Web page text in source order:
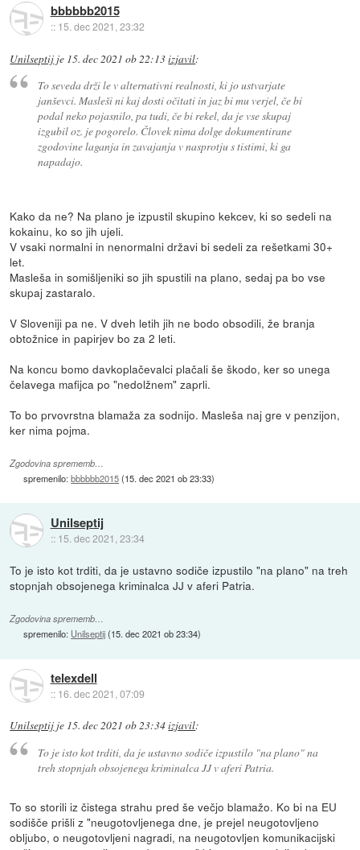
bbbbbb2015
:: 15. dec 2021, 23:32
Unilseptij je 15. dec 2021 ob 22:13izjavil:
To seveda drži le v alternativni realnosti, ki jo ustvarjate
janševci. Masleši ni kaj dosti očitati in jaz bi mu verjel, če bi
podal neko pojasnilo, pa tudi, če bi rekel, da je vse skupaj
izgubil oz. je pogorelo. Človek nima dolge dokumentirane
zgodovine laganja in zavajanja v nasprotju s tistimi, ki ga
napadajo.
Kako da ne? Na plano je izpustil skupino kekcev, ki so sedeli na
kokainu, ko so jih ujeli.
V vsaki normalni in nenormalni državi bi sedeli za rešetkami 30+
let.
Masleša in somišljeniki so jih spustili na plano, sedaj pa bo vse
skupaj zastaralo.
V Sloveniji pa ne. V dveh letih jih ne bodo obsodili, že branja
obtožnice in papirjev bo za 2 leti.
Na koncu bomo davkoplačevalci plačali še škodo, ker so unega
čelavega mafijca po "nedolžnem" zaprli.
To bo prvovrstna blamaža za sodnijo. Masleša naj gre v penzijon,
ker nima pojma.
Zgodovina sprememb…
spremenilo:bbbbbb2015(15. dec 2021 ob 23:33)
Unilseptij
:: 15. dec 2021, 23:34
To je isto kot trditi, da je ustavno sodiče izpustilo "na plano" na treh
stopnjah obsojenega kriminalca JJ v aferi Patria.
Zgodovina sprememb…
spremenilo: Unilseptij(15. dec 2021 ob 23:34)
telexdell
:: 16. dec 2021, 07:09
Unilseptij je 15. dec 2021 ob 23:34izjavil:
To je isto kot trditi, da je ustavno sodiče izpustilo "na plano" na
treh stopnjah obsojenega kriminalca JJ v aferi Patria.
To so storili iz čistega strahu pred še večjo blamažo. Ko bi na EU
sodišče prišli z "neugotovljenega dne, je prejel neugotovljeno
obljubo, o neugotovljeni nagradi, na neugotovljen komunikacijski